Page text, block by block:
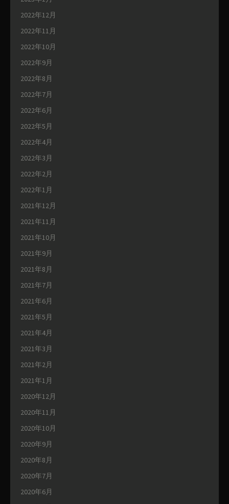
2022年12月
2022年11月
2022年10月
2022年9月
2022年8月
2022年7月
2022年6月
2022年5月
2022年4月
2022年3月
2022年2月
2022年1月
2021年12月
2021年11月
2021年10月
2021年9月
2021年8月
2021年7月
2021年6月
2021年5月
2021年4月
2021年3月
2021年2月
2021年1月
2020年12月
2020年11月
2020年10月
2020年9月
2020年8月
2020年7月
2020年6月